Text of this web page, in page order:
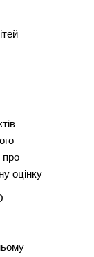
про
оцінку